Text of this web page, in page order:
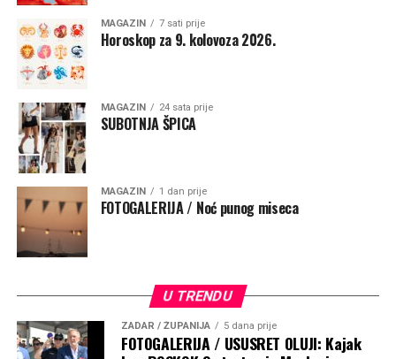
Potaknuo je pomorce i putnike da podignu pogled
prema Majci kada tuda prolaze, prekriže se i barem
kratko zamole da ih čuva na putu života
podsjeća da životno putovanje ne započinjemo sami i da
nijedan povratak nije samo plod naše vještine, nego i
Božje providnosti. Neka taj kip bude svjetionik vjere i
nade, znak da nad nama bdije Majka koja nas upućuje
prema sigurnoj luci – Kristu Spasitelju“, poručio je
nadbiskup.
MAGAZIN 7 sati prije
Horoskop za 9. kolovoza 2026.
MAGAZIN 24 sata prije
SUBOTNJA ŠPICA
MAGAZIN 1 dan prije
FOTOGALERIJA / Noć punog miseca
U TRENDU
ZADAR / ŽUPANIJA 5 dana prije
FOTOGALERIJA / USUSRET OLUJI: Kajak